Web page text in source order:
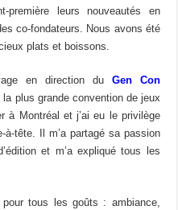
première leurs nouveautés en
co-fondateurs. Nous avons été
plats et boissons.
en direction du Gen Con
plus grande convention de jeux
à Montréal et j’ai eu le privilège
tête. Il m’a partagé sa passion
et m’a expliqué tous les
tous les goûts : ambiance,